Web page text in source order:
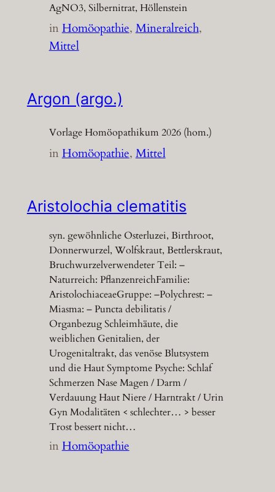
AgNO3, Silbernitrat, Höllenstein
inHomöopathie, Mineralreich
Mittel
Argon (argo.)
Vorlage Homöopathikum 2026 (hom.)
inHomöopathie, Mittel
Aristolochia clematitis
syn. gewöhnliche Osterluzei, Birthroot,
Donnerwurzel, Wolfskraut, Bettlerskraut,
Bruchwurzelverwendeter Teil: –
Naturreich: PflanzenreichFamilie:
AristolochiaceaeGruppe: –Polychrest: –
Miasma: – Puncta debilitatis /
Organbezug Schleimhäute, die
weiblichen Genitalien, der
Urogenitaltrakt, das venöse Blutsystem
und die Haut Symptome Psyche: Schlaf
Schmerzen Nase Magen / Darm /
Verdauung Haut Niere / Harntrakt / Urin
Gyn Modalitäten < schlechter… > besser
Trost bessert nicht…
inHomöopathie